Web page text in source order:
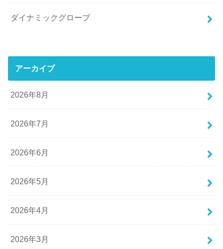
ダイナミックグローブ
アーカイブ
2026年8月
2026年7月
2026年6月
2026年5月
2026年4月
2026年3月